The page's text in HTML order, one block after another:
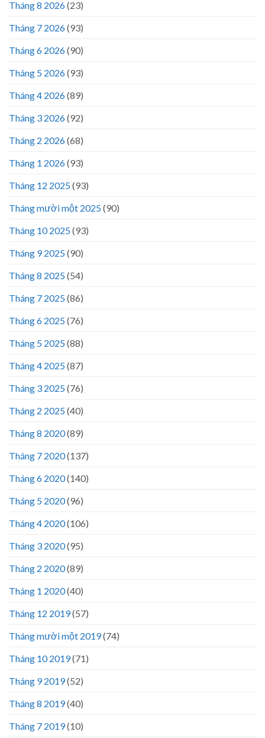
Tháng 8 2026(23)
Tháng 7 2026(93)
Tháng 6 2026(90)
Tháng 5 2026(93)
Tháng 4 2026(89)
Tháng 3 2026(92)
Tháng 2 2026(68)
Tháng 1 2026(93)
Tháng 12 2025(93)
Tháng mười một 2025(90)
Tháng 10 2025(93)
Tháng 9 2025(90)
Tháng 8 2025(54)
Tháng 7 2025(86)
Tháng 6 2025(76)
Tháng 5 2025(88)
Tháng 4 2025(87)
Tháng 3 2025(76)
Tháng 2 2025(40)
Tháng 8 2020(89)
Tháng 7 2020(137)
Tháng 6 2020(140)
Tháng 5 2020(96)
Tháng 4 2020(106)
Tháng 3 2020(95)
Tháng 2 2020(89)
Tháng 1 2020(40)
Tháng 12 2019(57)
Tháng mười một 2019(74)
Tháng 10 2019(71)
Tháng 9 2019(52)
Tháng 8 2019(40)
Tháng 7 2019(10)